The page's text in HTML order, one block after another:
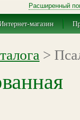
Расширенный
магазин
>